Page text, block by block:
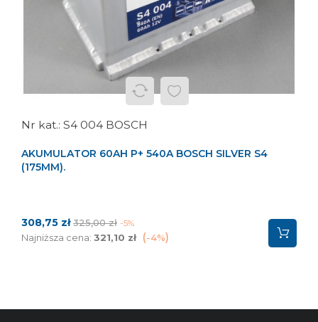
S4 004 BOSCH
AKUMULATOR 60AH P+ 540A BOSCH SILVER S4
(175MM).
Cena
308,75 zł Cena
podstawowa
325,00 zł -5%
Najniższa cena: 321,10 zł -4%